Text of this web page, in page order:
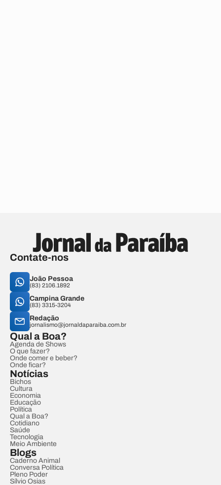
Contate-nos
João Pessoa
(83) 2106.1892
Campina Grande
(83) 3315-3204
Redação
jornalismo@jornaldaparaiba.com.br
Qual a Boa?
Agenda de Shows
O que fazer?
Onde comer e beber?
Onde ficar?
Notícias
Bichos
Cultura
Economia
Educação
Política
Qual a Boa?
Cotidiano
Saúde
Tecnologia
Meio Ambiente
Blogs
Caderno Animal
Conversa Política
Pleno Poder
Sílvio Osias